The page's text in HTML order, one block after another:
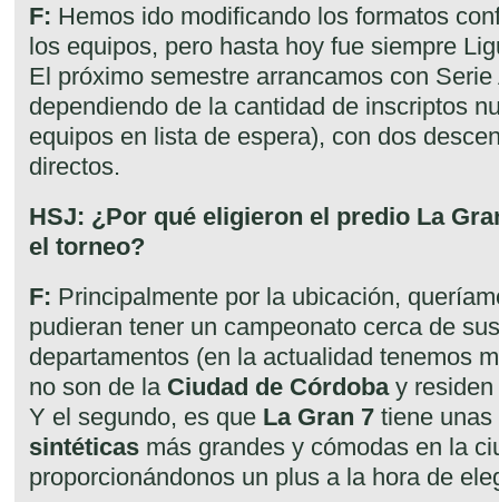
F: Hemos ido modificando los formatos
los equipos, pero hasta hoy fue siempre
El próximo semestre arrancamos con
dependiendo de la cantidad de inscriptos
equipos en lista de espera), con dos
directos.
HSJ: ¿Por qué eligieron el predio La
el torneo?
F: Principalmente por la ubicación,
pudieran tener un campeonato cerca de
departamentos (en la actualidad tenemos
no son de la Ciudad de Córdobay
Y el segundo, es que La Gran 7 tiene
sintéticas más grandes y cómodas en la
proporcionándonos un plus a la hora de